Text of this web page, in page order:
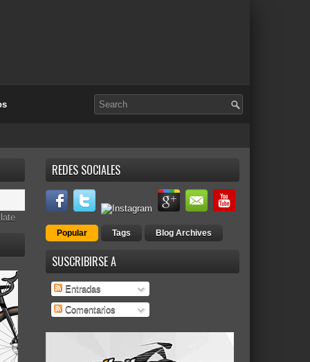
REDES SOCIALES
Popular Tags Blog Archives
SUSCRIBIRSE A
Entradas
Comentarios